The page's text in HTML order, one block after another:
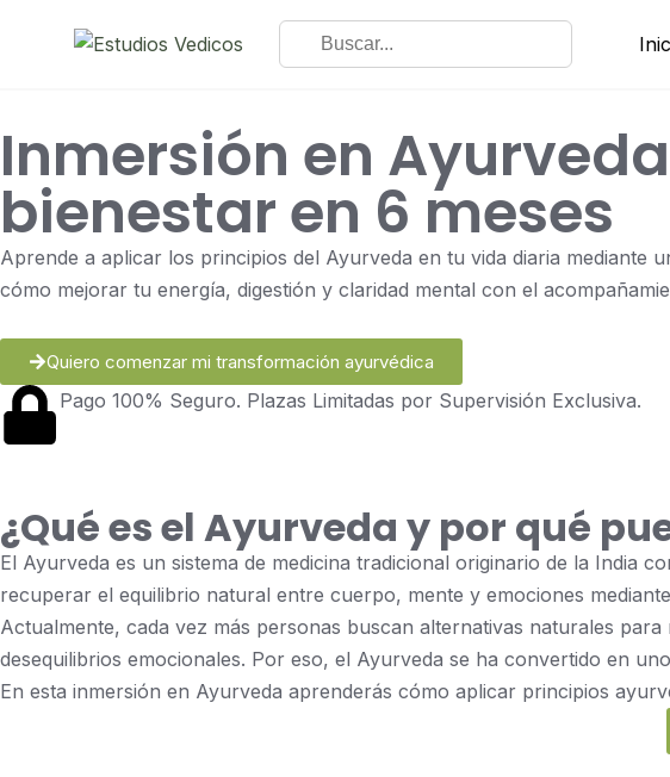
Inmersión en
bienestar en 6 meses
Aprende a aplicar los principios del Ayurveda en tu vida diaria mediante
cómo mejorar tu energía, digestión y claridad mental con el
Quiero comenzar mi transformación ayurvédica
Pago 100% Seguro. Plazas Limitadas por Supervisión Exclusiva.
¿Qué es el Ayurveda y por qué
El Ayurveda es un sistema de medicina tradicional originario de la India
recuperar el equilibrio natural entre cuerpo, mente y emociones
Actualmente, cada vez más personas buscan alternativas naturales
desequilibrios emocionales. Por eso, el Ayurveda se ha convertido en
En esta inmersión en Ayurveda aprenderás cómo aplicar principios